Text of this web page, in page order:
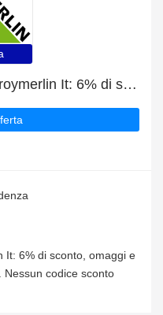
Risparmi quotidiani per Leroymerlin It: 6% di sconto, omaggi e altro
It: 6% di sconto, omaggi e
codice sconto